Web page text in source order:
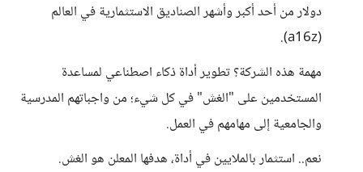
دولار من أحد أكبر وأشهر الصناديق الاستثمارية في العالم
(a16z).
مهمة هذه الشركة؟ تطوير أداة ذكاء اصطناعي لمساعدة
المستخدمين على "الغش" في كل شيء؛ من واجباتهم المدرسية
والجامعية إلى مهامهم في العمل.
نعم.. استثمار بالملايين في أداة، هدفها المعلن هو الغش.